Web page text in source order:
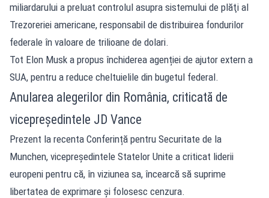
miliardarului a preluat controlul asupra sistemului de plăţi al
Trezoreriei americane, responsabil de distribuirea fondurilor
federale în valoare de trilioane de dolari.
Tot Elon Musk a propus închiderea agenției de ajutor extern a
SUA, pentru a reduce cheltuielile din bugetul federal.
Anularea alegerilor din România, criticată de
vicepreședintele JD Vance
Prezent la recenta Conferință pentru Securitate de la
Munchen, vicepreşedintele Statelor Unite a criticat liderii
europeni pentru că, în viziunea sa, încearcă să suprime
libertatea de exprimare şi folosesc cenzura.